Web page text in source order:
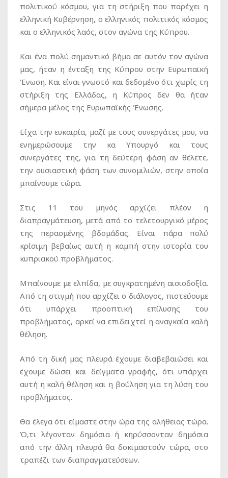
πολιτικού κόσμου, για τη στήριξη που παρέχει η
ελληνική Κυβέρνηση, ο ελληνικός πολιτικός κόσμος
και ο ελληνικός λαός, στον αγώνα της Κύπρου.
Και ένα πολύ σημαντικό βήμα σε αυτόν τον αγώνα
μας, ήταν η ένταξη της Κύπρου στην Ευρωπαϊκή
Ένωση. Και είναι γνωστό και δεδομένο ότι χωρίς τη
στήριξη της Ελλάδας, η Κύπρος δεν θα ήταν
σήμερα μέλος της Ευρωπαϊκής Ένωσης.
Είχα την ευκαιρία, μαζί με τους συνεργάτες μου, να
ενημερώσουμε την κα Υπουργό και τους
συνεργάτες της, για τη δεύτερη φάση αν θέλετε,
την ουσιαστική φάση των συνομιλιών, στην οποία
μπαίνουμε τώρα.
Στις 11 του μηνός αρχίζει πλέον η
διαπραγμάτευση, μετά από το τελετουργικό μέρος
της περασμένης βδομάδας. Είναι πάρα πολύ
κρίσιμη βεβαίως αυτή η καμπή στην ιστορία του
κυπριακού προβλήματος.
Μπαίνουμε με ελπίδα, με συγκρατημένη αισιοδοξία.
Από τη στιγμή που αρχίζει ο διάλογος, πιστεύουμε
ότι υπάρχει προοπτική επίλυσης του
προβλήματος, αρκεί να επιδειχτεί η αναγκαία καλή
θέληση.
Από τη δική μας πλευρά έχουμε διαβεβαιώσει και
έχουμε δώσει και δείγματα γραφής, ότι υπάρχει
αυτή η καλή θέληση και η βούληση για τη λύση του
προβλήματος.
Θα έλεγα ότι είμαστε στην ώρα της αλήθειας τώρα.
Ό,τι λέγονταν δημόσια ή κηρύσσονταν δημόσια
από την άλλη πλευρά θα δοκιμαστούν τώρα, στο
τραπέζι των διαπραγματεύσεων.